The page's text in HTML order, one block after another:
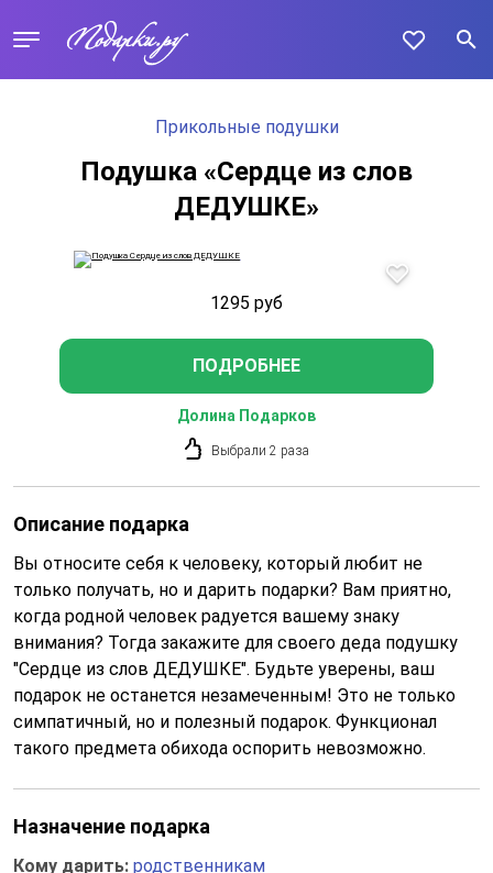
Прикольные подушки
Подушка «Сердце из слов
ДЕДУШКЕ»
1295 руб
ПОДРОБНЕЕ
Долина Подарков
Выбрали 2 раза
Описание подарка
Вы относите себя к человеку, который любит не
только получать, но и дарить подарки? Вам приятно,
когда родной человек радуется вашему знаку
внимания? Тогда закажите для своего деда подушку
"Сердце из слов ДЕДУШКЕ". Будьте уверены, ваш
подарок не останется незамеченным! Это не только
симпатичный, но и полезный подарок. Функционал
такого предмета обихода оспорить невозможно.
Назначение подарка
Кому дарить: родственникам